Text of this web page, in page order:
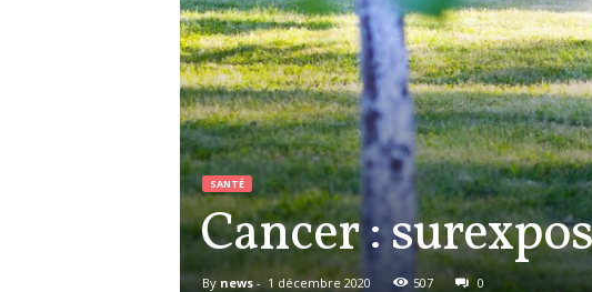
SANTÉ
Cancer :
By news- 1 décembre 2020 507 0